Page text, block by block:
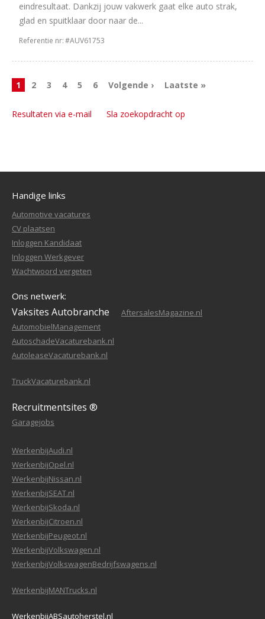
eindresultaat. Dankzij jouw vakwerk gaat elke auto strak,
glad en spuitklaar door naar de...
Referentie nr:#AUV61753
1 2 3 4 5 6 Volgende › Laatste »
Resultaten via e-mail Sla zoekopdracht op
Handige links
Automotive vacatures
CV plaatsen
Inloggen Kandidaat
Inloggen Werkgever
Wachtwoord vergeten
Ons netwerk:
Vaksites Autobranche
AftersalesMagazine.nl
AutomobielManagement
AutoschadeVacaturebank.nl
AutoleaseVacaturebank.nl
TruckVacaturebank.nl
Recruitmentsites ®
Garagejobs
WerkenbijAudi.nl
WerkenbijOpel.nl
WerkenbijNissan.nl
WerkenbijSEAT.nl
WerkenbijSkoda.nl
WerkenbijCitroen.nl
WerkenbijPeugeot.nl
WerkenbijVolkswagen.nl
WerkenbijVolkswagenBedrijfswagens.nl
WerkenbijMANTrucks.nl
WerkenbijABSautoherstel.nl